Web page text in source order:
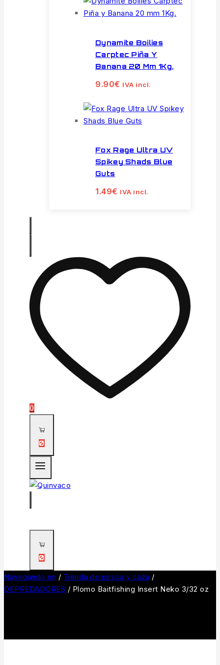
Dynamite Boilies
Carptec Piña Y
Banana 20 Mm 1Kg.
9.90€ IVA incl.
Fox Rage Ultra UV
Spikey Shads Blue
Guts
1.49€ IVA incl.
0
0
0
Navegando en / Tienda de pesca y caza /
DEPREDADORES / Plomo Baitfishing Insert Neko 3/32 oz